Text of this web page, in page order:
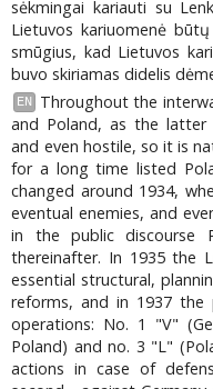
sėkmingai kariauti su
Lietuvos kariuomenė
smūgius, kad Lietuvos
buvo skiriamas didelis
EN
Throughout the
and Poland, as the latter
and even hostile, so it is
for a long time listed
changed around 1934,
eventual enemies, and
in the public discourse
thereinafter. In 1935 the
essential structural,
reforms, and in 1937
operations: No. 1 "V"
Poland) and no. 3 "L"
actions in case of